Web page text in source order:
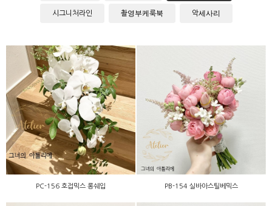
Wedding Bouquet
Product
Faq
Instagram
1:1 Kakao
시그니처라인 촬영부케룩북 악세사리
PC-156 호접믹스 롱쉐입
PC-156 호접믹스 롱쉐입
PB-154 실바아스틸베믹스
PB-154 실바아스틸베믹스